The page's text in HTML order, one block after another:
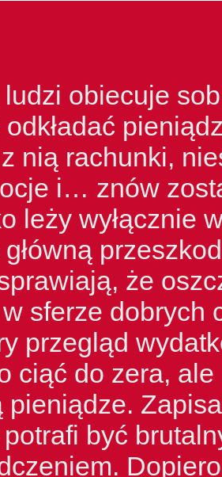
obiecuje
nią rachunki,
i… znów
leży wyłącznie
że
sferze dobrych
przegląd
ciąć do zera,
pieniądze.
być